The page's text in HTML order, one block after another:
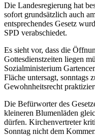
Die Landesregierung hat
sofort grundsätzlich auch
entsprechendes Gesetz
SPD verabschiedet.
Es sieht vor, dass die
Gottesdienstzeiten liegen
Sozialministerium
Fläche untersagt, sonntags
Gewohnheitsrecht
Die Befürworter des
kleineren Blumenläden
dürfen. Kirchenvertreter
Sonntag nicht dem